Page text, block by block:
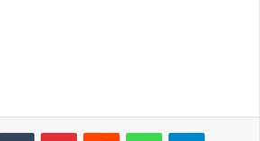
TumblrPinterestReddit WhatsApp